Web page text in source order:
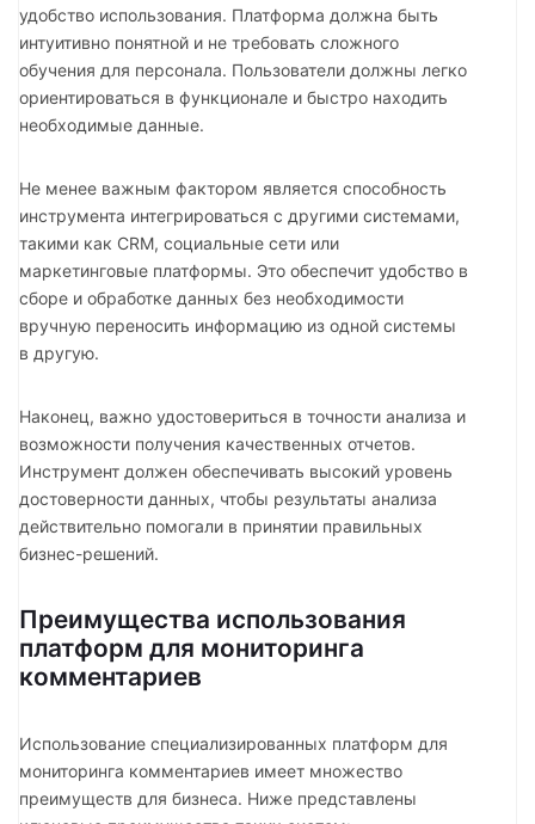
удобство использования. Платформа должна быть
интуитивно понятной и не требовать сложного
обучения для персонала. Пользователи должны легко
ориентироваться в функционале и быстро находить
необходимые данные.
Не менее важным фактором является способность
инструмента интегрироваться с другими системами,
такими как CRM, социальные сети или
маркетинговые платформы. Это обеспечит удобство в
сборе и обработке данных без необходимости
вручную переносить информацию из одной системы
в другую.
Наконец, важно удостовериться в точности анализа и
возможности получения качественных отчетов.
Инструмент должен обеспечивать высокий уровень
достоверности данных, чтобы результаты анализа
действительно помогали в принятии правильных
бизнес-решений.
Преимущества использования
платформ для мониторинга
комментариев
Использование специализированных платформ для
мониторинга комментариев имеет множество
преимуществ для бизнеса. Ниже представлены